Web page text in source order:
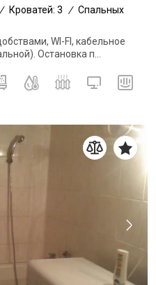
/ Кроватей: 3 / Спальных
WI-FI, кабельное
Остановка п...